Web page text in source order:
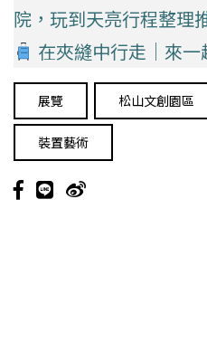
院，玩到天亮行程整理
在夾縫中行走｜來
展覽 松山文創園區
裝置藝術